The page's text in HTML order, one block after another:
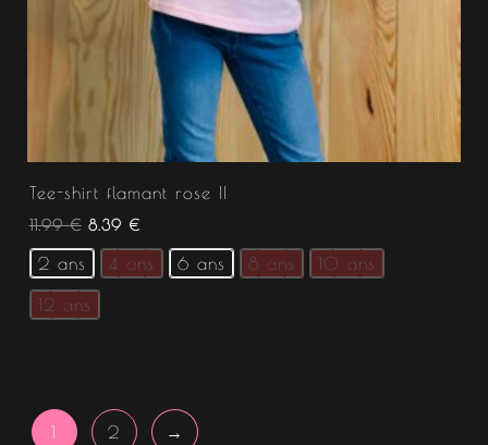
Tee-shirt flamant rose II
11.99€ 8.39 €
2 ans 4 ans 6 ans 8 ans 10 ans
12 ans
1 2 →